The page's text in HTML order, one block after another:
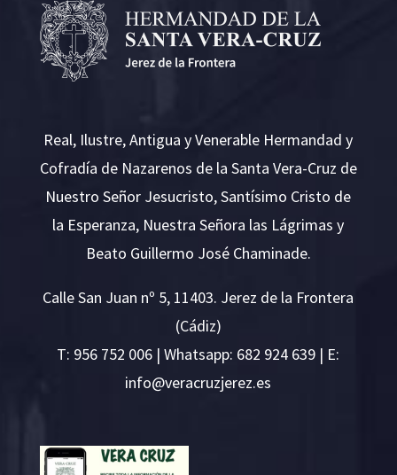
Real, Ilustre, Antigua y Venerable Hermandad y
Cofradía de Nazarenos de la Santa Vera-Cruz de
Nuestro Señor Jesucristo, Santísimo Cristo de
la Esperanza, Nuestra Señora las Lágrimas y
Beato Guillermo José Chaminade.
Calle San Juan nº 5, 11403. Jerez de la Frontera
(Cádiz)
T: 956 752 006 | Whatsapp: 682 924 639 | E:
se.ze
rejzu
rcare
v@ofn
i